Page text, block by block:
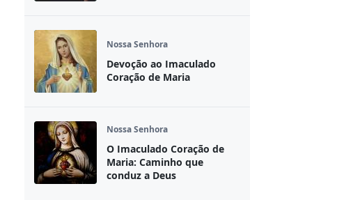
Nossa Senhora
Devoção ao Imaculado
Coração de Maria
Nossa Senhora
O Imaculado Coração de
Maria: Caminho que
conduz a Deus